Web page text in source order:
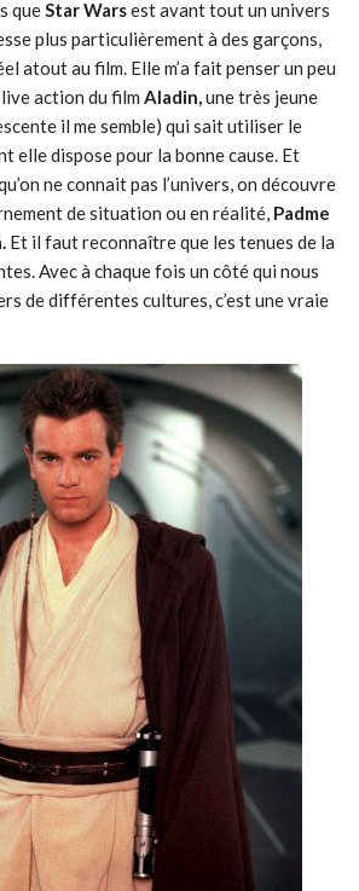
queStar Warsest avant tout un univers
plus particulièrement à des garçons,
atout au film. Elle m’a fait penser un peu
action du film Aladin,une très jeune
il me semble) qui sait utiliser le
elle dispose pour la bonne cause. Et
ne connait pas l’univers, on découvre
de situation ou en réalité, Padme
Et il faut reconnaître que les tenues de la
Avec à chaque fois un côté qui nous
de différentes cultures, c’est une vraie